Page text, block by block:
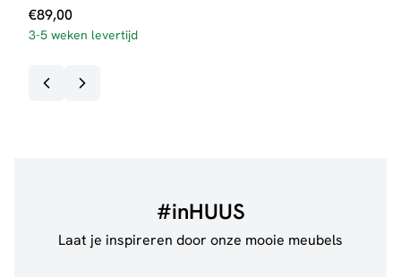
€89,00
3-5 weken levertijd
#inHUUS
Laat je inspireren door onze mooie meubels